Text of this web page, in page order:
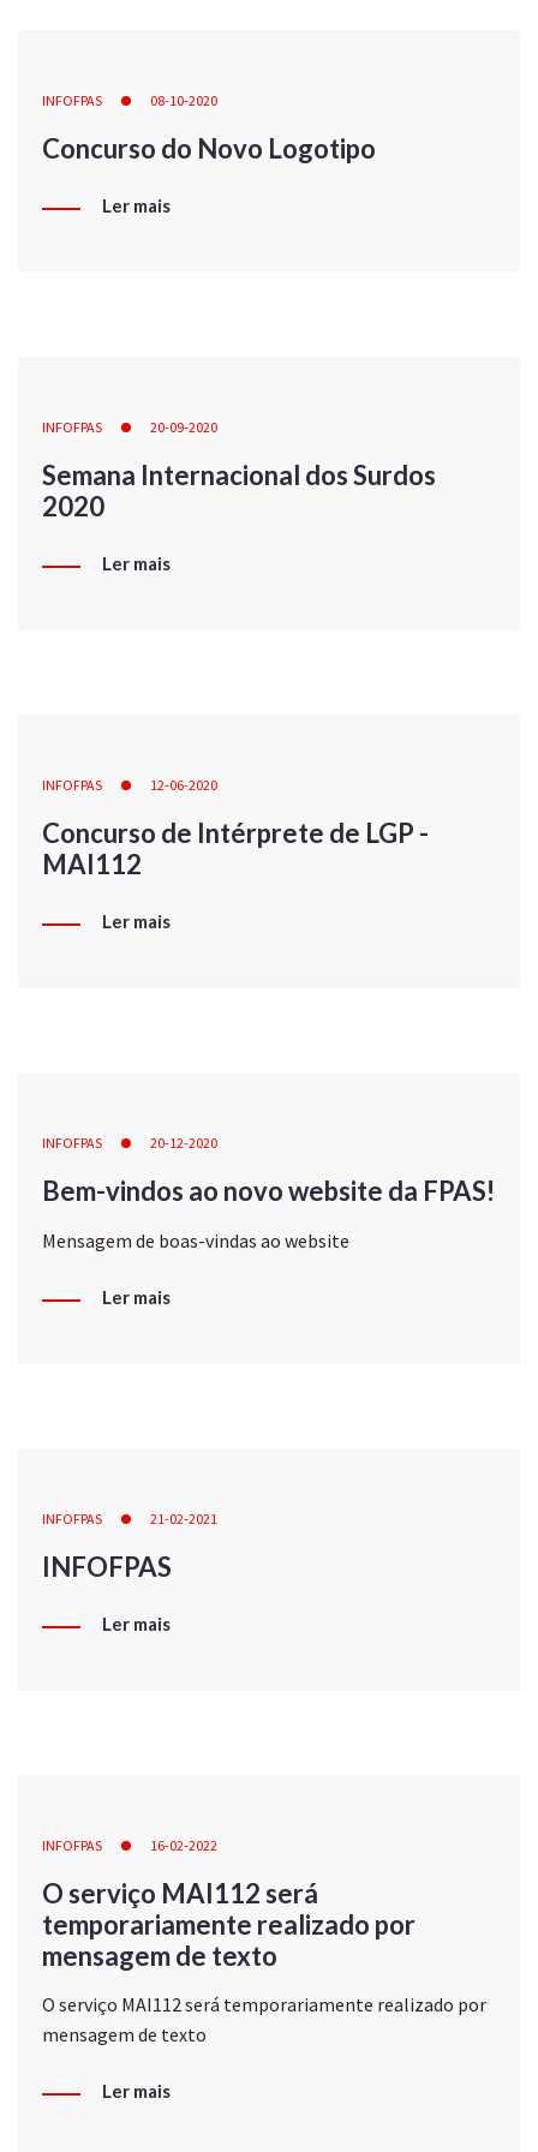
INFOFPAS 08-10-2020
Concurso do Novo Logotipo
Ler mais
INFOFPAS 20-09-2020
Semana Internacional dos Surdos
2020
Ler mais
INFOFPAS 12-06-2020
Concurso de Intérprete de LGP -
MAI112
Ler mais
INFOFPAS 20-12-2020
Bem-vindos ao novo website da FPAS!
Mensagem de boas-vindas ao website
Ler mais
INFOFPAS 21-02-2021
INFOFPAS
Ler mais
INFOFPAS 16-02-2022
O serviço MAI112 será
temporariamente realizado por
mensagem de texto
O serviço MAI112 será temporariamente realizado por
mensagem de texto
Ler mais